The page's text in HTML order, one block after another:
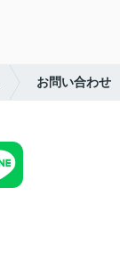
お問い合わせ